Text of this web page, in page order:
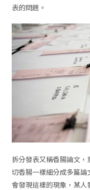
表的問題。
拆分發表又稱香腸論文
切香腸一樣細分成多篇
會發現這樣的現象，某